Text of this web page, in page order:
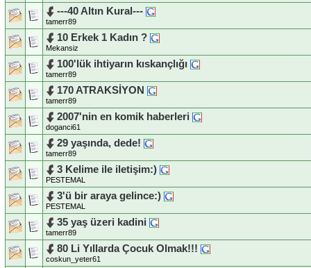
---40 Altın Kural---
tamerr89
10 Erkek 1 Kadın ?
Mekansiz
100'lük ihtiyarın kıskançlığı
tamerr89
170 ATRAKSİYON
tamerr89
2007'nin en komik haberleri
doganci61
29 yaşında, dede!
tamerr89
3 Kelime ile iletişim:)
PESTEMAL
3'ü bir araya gelince:)
PESTEMAL
35 yaş üzeri kadini
tamerr89
80 Li Yıllarda Çocuk Olmak!!!
coskun_yeter61